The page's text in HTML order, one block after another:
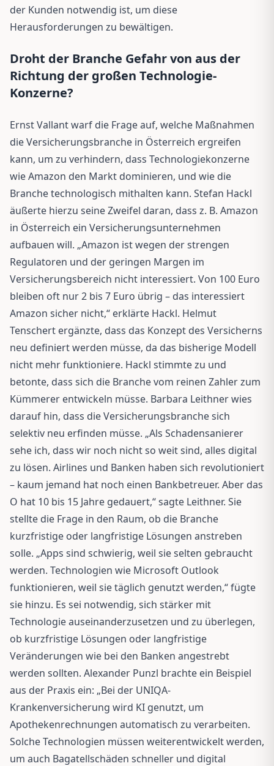
der Kunden notwendig ist, um diese
Herausforderungen zu bewältigen.
Droht der Branche Gefahr von aus der
Richtung der großen Technologie-
Konzerne?
Ernst Vallant warf die Frage auf, welche Maßnahmen
die Versicherungsbranche in Österreich ergreifen
kann, um zu verhindern, dass Technologiekonzerne
wie Amazon den Markt dominieren, und wie die
Branche technologisch mithalten kann. Stefan Hackl
äußerte hierzu seine Zweifel daran, dass z. B. Amazon
in Österreich ein Versicherungsunternehmen
aufbauen will. „Amazon ist wegen der strengen
Regulatoren und der geringen Margen im
Versicherungsbereich nicht interessiert. Von 100 Euro
bleiben oft nur 2 bis 7 Euro übrig – das interessiert
Amazon sicher nicht,“ erklärte Hackl. Helmut
Tenschert ergänzte, dass das Konzept des Versicherns
neu definiert werden müsse, da das bisherige Modell
nicht mehr funktioniere. Hackl stimmte zu und
betonte, dass sich die Branche vom reinen Zahler zum
Kümmerer entwickeln müsse. Barbara Leithner wies
darauf hin, dass die Versicherungsbranche sich
selektiv neu erfinden müsse. „Als Schadensanierer
sehe ich, dass wir noch nicht so weit sind, alles digital
zu lösen. Airlines und Banken haben sich revolutioniert
– kaum jemand hat noch einen Bankbetreuer. Aber das
O hat 10 bis 15 Jahre gedauert,“ sagte Leithner. Sie
stellte die Frage in den Raum, ob die Branche
kurzfristige oder langfristige Lösungen anstreben
solle. „Apps sind schwierig, weil sie selten gebraucht
werden. Technologien wie Microsoft Outlook
funktionieren, weil sie täglich genutzt werden,“ fügte
sie hinzu. Es sei notwendig, sich stärker mit
Technologie auseinanderzusetzen und zu überlegen,
ob kurzfristige Lösungen oder langfristige
Veränderungen wie bei den Banken angestrebt
werden sollten. Alexander Punzl brachte ein Beispiel
aus der Praxis ein: „Bei der UNIQA-
Krankenversicherung wird KI genutzt, um
Apothekenrechnungen automatisch zu verarbeiten.
Solche Technologien müssen weiterentwickelt werden,
um auch Bagatellschäden schneller und digital